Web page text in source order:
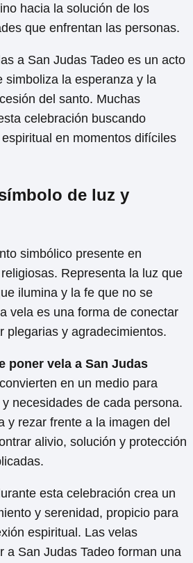
hacia la solución de los
que enfrentan las personas.
a San Judas Tadeo es un acto
simboliza la esperanza y la
del santo. Muchas
celebración buscando
en momentos difíciles
de luz y
simbólico presente en
Representa la luz que
ilumina y la fe que no se
vela es una forma de conectar
plegarias y agradecimientos.
poner vela a San Judas
en un medio para
necesidades de cada persona.
y rezar frente a la imagen del
alivio, solución y protección
esta celebración crea un
y serenidad, propicio para
espiritual. Las velas
a San Judas Tadeo forman una